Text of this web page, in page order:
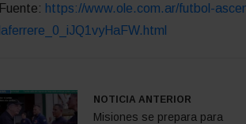
Fuente: https://www.ole.com.ar/futbol-
laferrere_0_iJQ1vyHaFW.html
NOTICIA ANTERIOR
Misiones se prepara para